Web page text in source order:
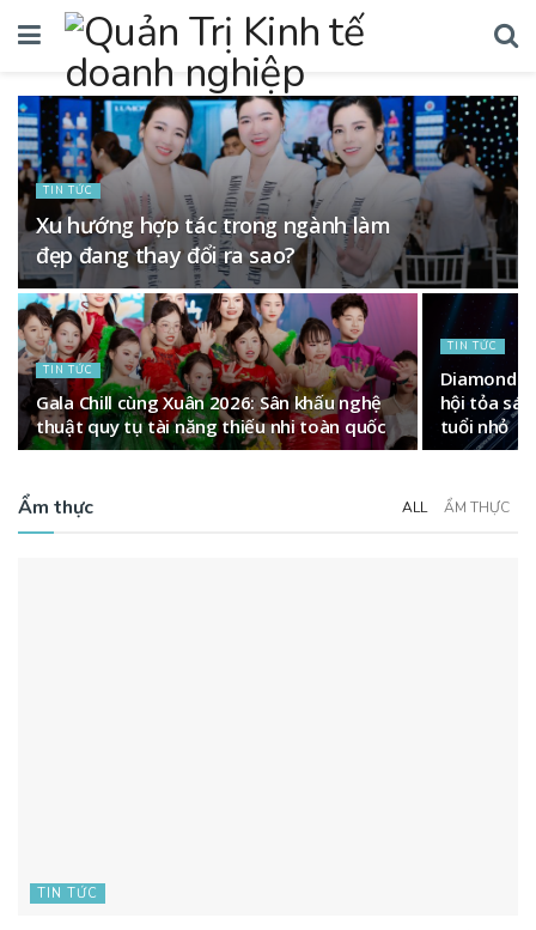
TIN TỨC
Xu hướng hợp tác trong ngành làm
đẹp đang thay đổi ra sao?
TIN TỨC
Gala Chill cùng Xuân 2026: Sân khấu nghệ
thuật quy tụ tài năng thiếu nhi toàn quốc
TIN TỨC
Diamond
hội tỏa
tuổi nhỏ
Ẩm thực ALL ẨM THỰC
TIN TỨC